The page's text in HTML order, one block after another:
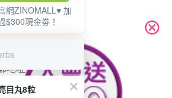
？
cancel
網ZINOMALL♥️ 加
$300現金劵！
目丸8粒